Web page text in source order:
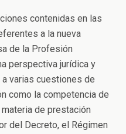
contenidas en las
a la nueva
de la Profesión
perspectiva jurídica y
varias cuestiones de
como la competencia de
de prestación
del Decreto, el Régimen